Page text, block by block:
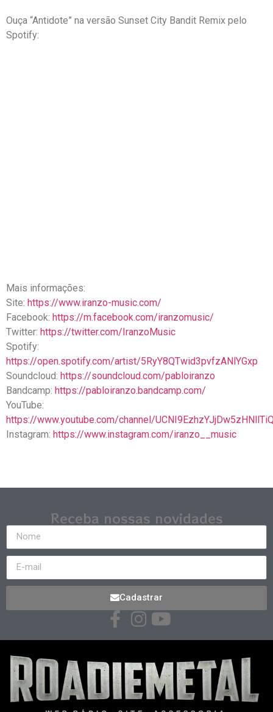
Ouça “Antidote” na versão Sunset City Bandit Remix pelo
Spotify:
Mais informações:
Site: https://www.iranzo-music.com/
Facebook: https://m.facebook.com/iranzomusic/
Twitter: https://twitter.com/IranzoMusic
Spotify:
https://open.spotify.com/artist/5RyY8QTwid3pvfzANlYGxp
Soundcloud: https://soundcloud.com/pabloiranzo
Bandcamp: https://pabloiranzo.bandcamp.com/
YouTube:
https://www.youtube.com/channel/
Instagram: https://www.instagram.com/iranzo__music
Receba nossas novidades
Cadastrar